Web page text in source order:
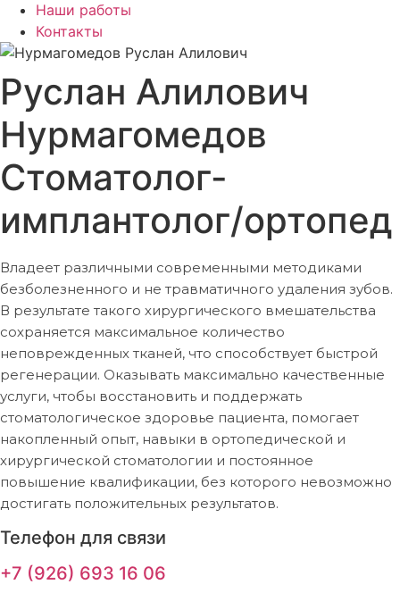
Наши работы
Контакты
Руслан Алилович
Нурмагомедов
Стоматолог-
имплантолог/ортопед
Владеет различными современными методиками
безболезненного и не травматичного удаления зубов.
В результате такого хирургического вмешательства
сохраняется максимальное количество
неповрежденных тканей, что способствует быстрой
регенерации. Оказывать максимально качественные
услуги, чтобы восстановить и поддержать
стоматологическое здоровье пациента, помогает
накопленный опыт, навыки в ортопедической и
хирургической стоматологии и постоянное
повышение квалификации, без которого невозможно
достигать положительных результатов.
Телефон для связи
+7 (926) 693 16 06